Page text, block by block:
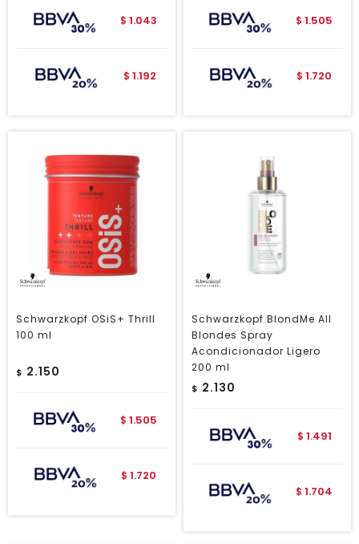
$ 1.043
$ 1.192
$ 1.505
$ 1.720
Schwarzkopf OSiS+ Thrill
100 ml
$ 2.150
$ 1.505
$ 1.720
Schwarzkopf BlondMe All
Blondes Spray
Acondicionador Ligero
200 ml
$ 2.130
$ 1.491
$ 1.704